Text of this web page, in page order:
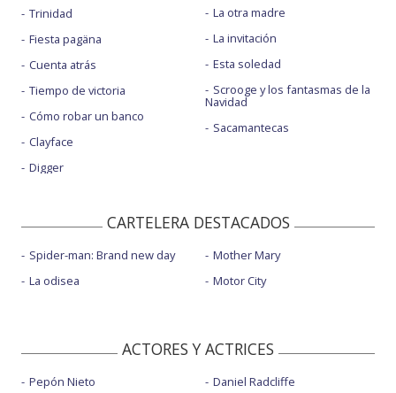
Trinidad
Fiesta pagäna
Cuenta atrás
Tiempo de victoria
Cómo robar un banco
Clayface
Digger
La otra madre
La invitación
Esta soledad
Scrooge y los fantasmas de la
Navidad
Sacamantecas
CARTELERA DESTACADOS
Spider-man: Brand new day
La odisea
Mother Mary
Motor City
ACTORES Y ACTRICES
Pepón Nieto
Daniel Radcliffe